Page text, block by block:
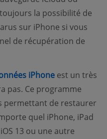
la possibilité de
sur iPhone si vous
de récupération de
iPhone (opens new
est un très
pas. Ce programme
permettant de restaurer
quel iPhone, iPad
13 ou une autre